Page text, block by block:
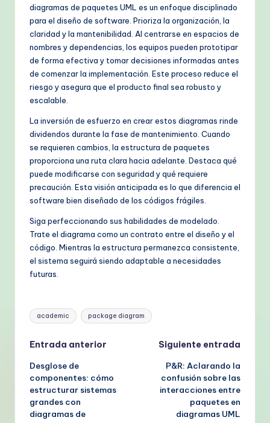
diagramas de paquetes UML es un enfoque disciplinado
para el diseño de software. Prioriza la organización, la
claridad y la mantenibilidad. Al centrarse en espacios de
nombres y dependencias, los equipos pueden prototipar
de forma efectiva y tomar decisiones informadas antes
de comenzar la implementación. Este proceso reduce el
riesgo y asegura que el producto final sea robusto y
escalable.
La inversión de esfuerzo en crear estos diagramas rinde
dividendos durante la fase de mantenimiento. Cuando
se requieren cambios, la estructura de paquetes
proporciona una ruta clara hacia adelante. Destaca qué
puede modificarse con seguridad y qué requiere
precaución. Esta visión anticipada es lo que diferencia el
software bien diseñado de los códigos frágiles.
Siga perfeccionando sus habilidades de modelado.
Trate el diagrama como un contrato entre el diseño y el
código. Mientras la estructura permanezca consistente,
el sistema seguirá siendo adaptable a necesidades
futuras.
Etiquetas:
academic package diagram
Navegación
de
entradas
Entrada anterior
Desglose de
componentes: cómo
estructurar sistemas
grandes con
diagramas de
Siguiente entrada
P&R: Aclarando la
confusión sobre las
interacciones entre
paquetes en
diagramas UML